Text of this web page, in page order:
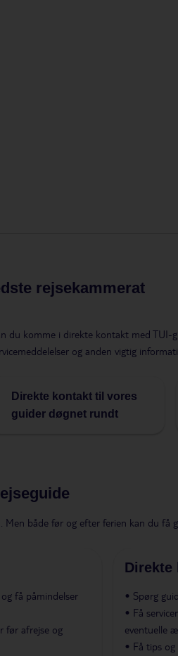
rejsekammerat
komme i direkte kontakt med TUI-
og anden vigtig
Direkte kontakt til vores
guider døgnet rundt
både før og efter ferien kan du få
få påmindelser
før afrejse og
Direkte
• Spørg
• Få
eventuelle
• Få tips